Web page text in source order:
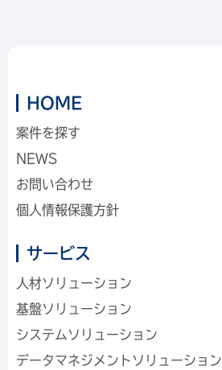
HOME
案件を探す
NEWS
お問い合わせ
個人情報保護方針
サービス
人材ソリューション
基盤ソリューション
システムソリューション
データマネジメントソリューション